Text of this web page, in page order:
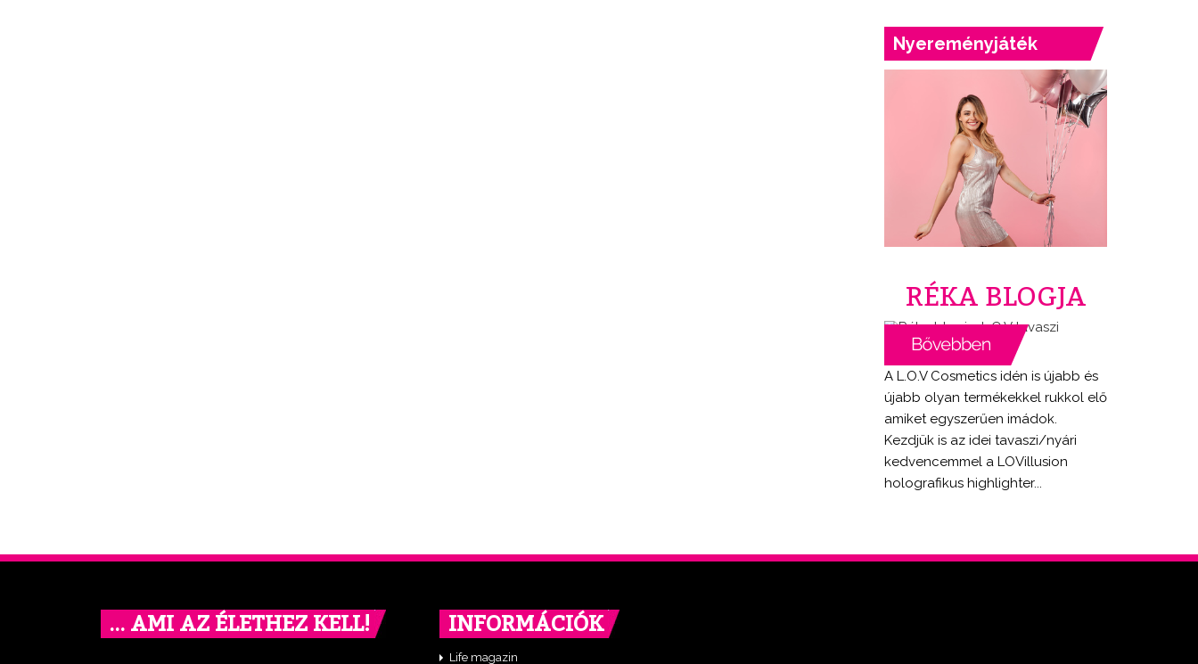
Nyereményjáték
RÉKA BLOGJA
A L.O.V Cosmetics idén is újabb és
újabb olyan termékekkel rukkol elő
amiket egyszerűen imádok.
Kezdjük is az idei tavaszi/nyári
kedvencemmel a LOVillusion
holografikus highlighter...
… AMI AZ ÉLETHEZ KELL! INFORMÁCIÓK
Life magazin